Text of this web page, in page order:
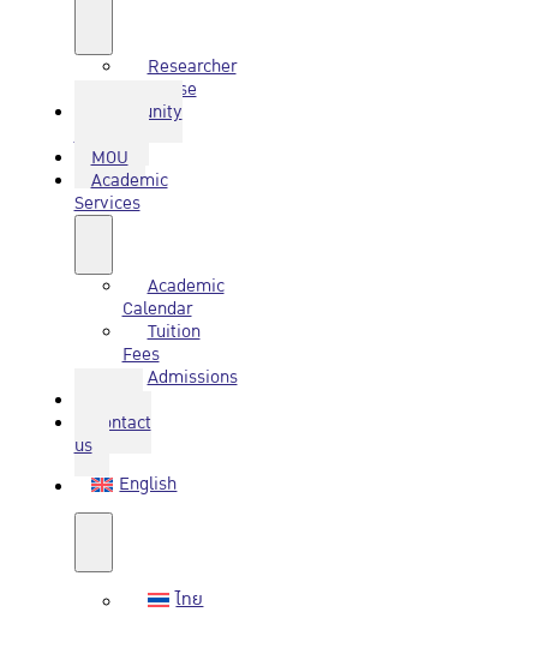
Researcher
Database
Community
Service
MOU
Academic
Services
Academic
Calendar
Tuition
Fees
Admissions
Contact
us
English
ไทย